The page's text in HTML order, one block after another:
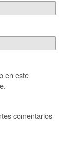
en este
comentarios